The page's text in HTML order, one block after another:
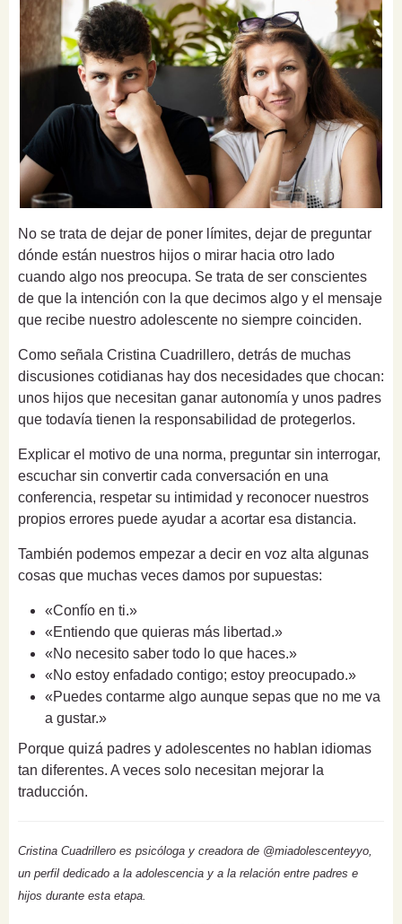
No se trata de dejar de poner límites, dejar de preguntar
dónde están nuestros hijos o mirar hacia otro lado
cuando algo nos preocupa. Se trata de ser conscientes
de que la intención con la que decimos algo y el mensaje
que recibe nuestro adolescente no siempre coinciden.
Como señala Cristina Cuadrillero, detrás de muchas
discusiones cotidianas hay dos necesidades que chocan:
unos hijos que necesitan ganar autonomía y unos padres
que todavía tienen la responsabilidad de protegerlos.
Explicar el motivo de una norma, preguntar sin interrogar,
escuchar sin convertir cada conversación en una
conferencia, respetar su intimidad y reconocer nuestros
propios errores puede ayudar a acortar esa distancia.
También podemos empezar a decir en voz alta algunas
cosas que muchas veces damos por supuestas:
«Confío en ti.»
«Entiendo que quieras más libertad.»
«No necesito saber todo lo que haces.»
«No estoy enfadado contigo; estoy preocupado.»
«Puedes contarme algo aunque sepas que no me va
a gustar.»
Porque quizá padres y adolescentes no hablan idiomas
tan diferentes. A veces solo necesitan mejorar la
traducción.
Cristina Cuadrillero es psicóloga y creadora de @miadolescenteyyo,
un perfil dedicado a la adolescencia y a la relación entre padres e
hijos durante esta etapa.